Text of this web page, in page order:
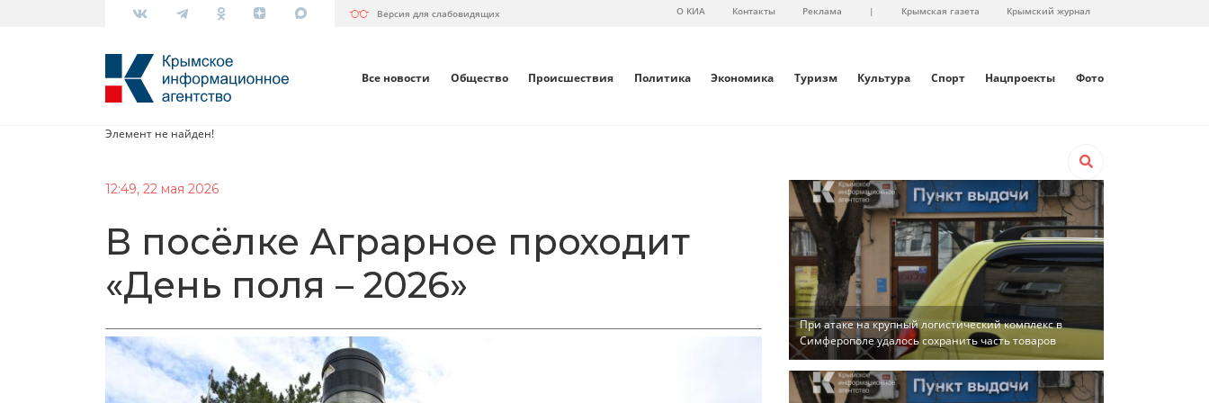
Версия для слабовидящих О КИА Контакты Реклама | Крымская газета Крымский журнал
Все новости Общество Происшествия Политика Экономика Туризм Культура Спорт Нацпроекты Фото
Элемент не найден!
12:49, 22 мая 2026
В посёлке Аграрное проходит
«День поля – 2026»
При атаке на крупный логистический комплекс в
Симферополе удалось сохранить часть товаров